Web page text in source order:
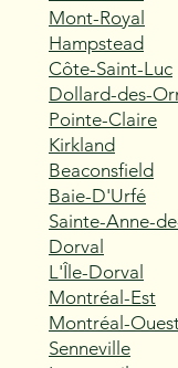
Mont-Royal
Hampstead
Côte-Saint-Luc
Dollard-des-
Pointe-Claire
Kirkland
Beaconsfield
Baie-D'Urfé
Sainte-Anne-
Dorval
L'Île-Dorval
Montréal-Est
Montréal-
Senneville